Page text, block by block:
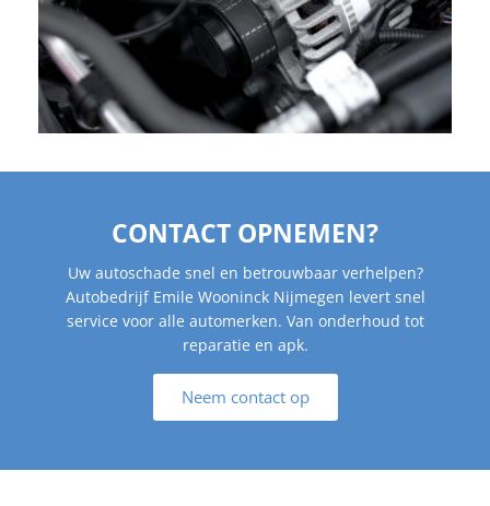
CONTACT OPNEMEN?
Uw autoschade snel en betrouwbaar verhelpen?
Autobedrijf Emile Wooninck Nijmegen levert snel
service voor alle automerken. Van onderhoud tot
reparatie en apk.
Neem contact op